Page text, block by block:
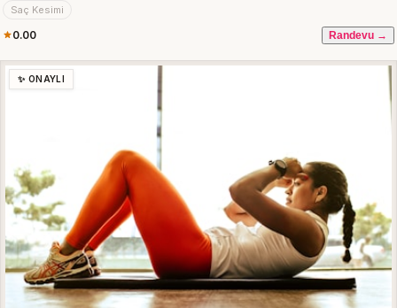
Saç Kesimi
0.00 Randevu →
✨ ONAYLI